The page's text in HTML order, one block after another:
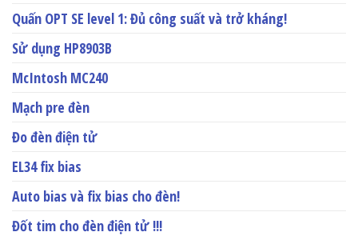
Quấn OPT SE level 1: Đủ công suất và trở kháng!
Sử dụng HP8903B
McIntosh MC240
Mạch pre đèn
Đo đèn điện tử
EL34 fix bias
Auto bias và fix bias cho đèn!
Đốt tim cho đèn điện tử !!!